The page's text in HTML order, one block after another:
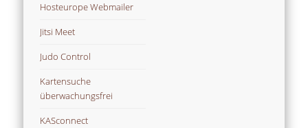
Hosteurope Webmailer
Jitsi Meet
Judo Control
Kartensuche
überwachungsfrei
KASconnect